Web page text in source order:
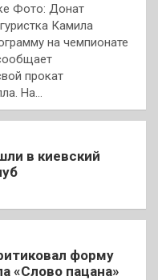
Фото: Донат
Камила
на чемпионате
прокат
На…
в киевский
форму
«Слово пацана»